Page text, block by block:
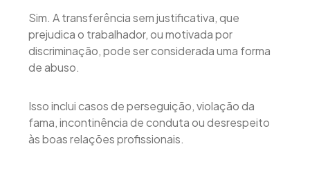
Sim. A transferência sem justificativa, que
prejudica o trabalhador, ou motivada por
discriminação, pode ser considerada uma forma
de abuso.
Isso inclui casos de perseguição, violação da
fama, incontinência de conduta ou desrespeito
às boas relações profissionais.